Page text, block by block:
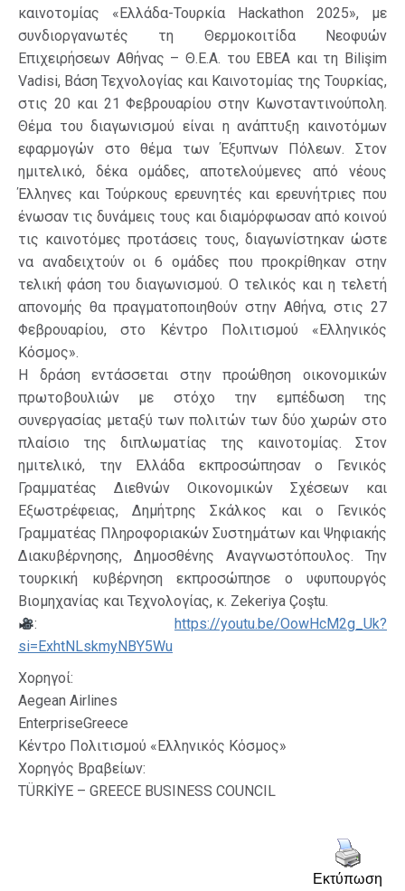
καινοτομίας «Ελλάδα-Τουρκία Hackathon 2025», με
συνδιοργανωτές τη Θερμοκοιτίδα Νεοφυών
Επιχειρήσεων Αθήνας – Θ.Ε.Α. του ΕΒΕΑ και τη Bilişim
Vadisi, Βάση Τεχνολογίας και Καινοτομίας της Τουρκίας,
στις 20 και 21 Φεβρουαρίου στην Κωνσταντινούπολη.
Θέμα του διαγωνισμού είναι η ανάπτυξη καινοτόμων
εφαρμογών στο θέμα των Έξυπνων Πόλεων. Στον
ημιτελικό, δέκα ομάδες, αποτελούμενες από νέους
Έλληνες και Τούρκους ερευνητές και ερευνήτριες που
ένωσαν τις δυνάμεις τους και διαμόρφωσαν από κοινού
τις καινοτόμες προτάσεις τους, διαγωνίστηκαν ώστε
να αναδειχτούν οι 6 ομάδες που προκρίθηκαν στην
τελική φάση του διαγωνισμού. Ο τελικός και η τελετή
απονομής θα πραγματοποιηθούν στην Αθήνα, στις 27
Φεβρουαρίου, στο Κέντρο Πολιτισμού «Ελληνικός
Κόσμος».
Η δράση εντάσσεται στην προώθηση οικονομικών
πρωτοβουλιών με στόχο την εμπέδωση της
συνεργασίας μεταξύ των πολιτών των δύο χωρών στο
πλαίσιο της διπλωματίας της καινοτομίας. Στον
ημιτελικό, την Ελλάδα εκπροσώπησαν ο Γενικός
Γραμματέας Διεθνών Οικονομικών Σχέσεων και
Εξωστρέφειας, Δημήτρης Σκάλκος και ο Γενικός
Γραμματέας Πληροφοριακών Συστημάτων και Ψηφιακής
Διακυβέρνησης, Δημοσθένης Αναγνωστόπουλος. Την
τουρκική κυβέρνηση εκπροσώπησε ο υφυπουργός
Βιομηχανίας και Τεχνολογίας, κ. Zekeriya Çoştu.
: https://youtu.be/OowHcM2g_Uk?
si=ExhtNLskmyNBY5Wu
Χορηγοί:
Aegean Airlines
EnterpriseGreece
Κέντρο Πολιτισμού «Ελληνικός Κόσμος»
Χορηγός Βραβείων:
TÜRKİYE – GREECE BUSINESS COUNCIL
Εκτύπωση